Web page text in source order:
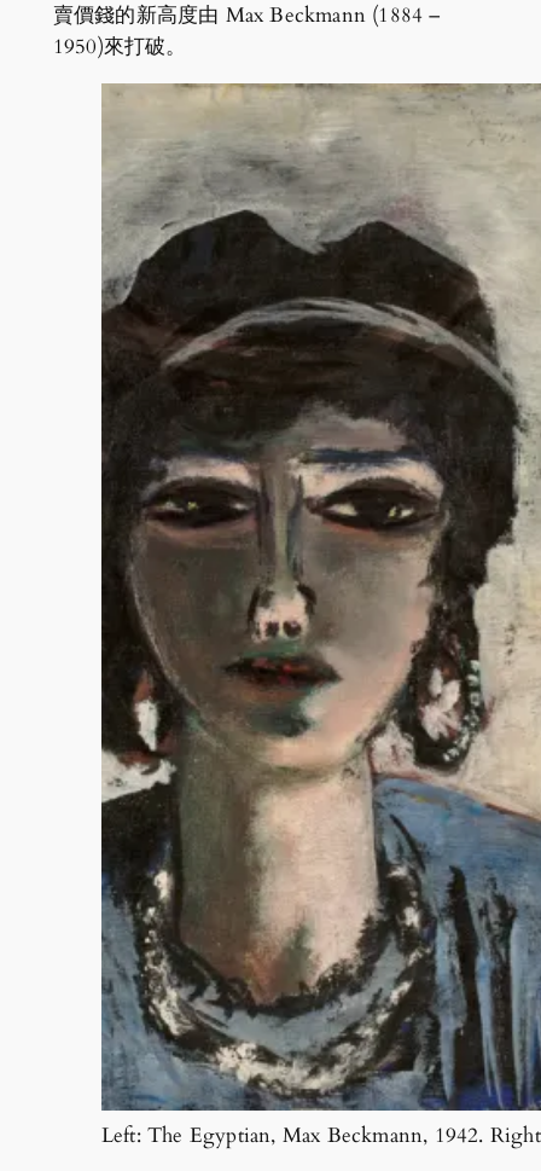
賣價錢的新高度由 Max Beckmann (1884 –
1950)來打破。
Left: The Egyptian, Max Beckmann, 1942.